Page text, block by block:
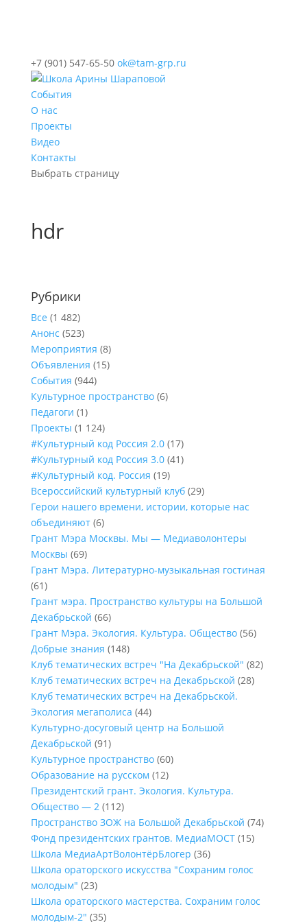
+7 (901) 547-65-50 ok@tam-grp.ru
События
О нас
Проекты
Видео
Контакты
Выбрать страницу
hdr
Рубрики
Все (1 482)
Анонс (523)
Мероприятия (8)
Объявления (15)
События (944)
Культурное пространство(6)
Педагоги (1)
Проекты (1 124)
#Культурный код Россия 2.0(17)
#Культурный код Россия 3.0(41)
#Культурный код. Россия (19)
Всероссийский культурный клуб(29)
Герои нашего времени, истории, которые нас
объединяют(6)
Грант Мэра Москвы. Мы — Медиаволонтеры
Москвы (69)
Грант Мэра. Литературно-музыкальная гостиная
(61)
Грант мэра. Пространство культуры на Большой
Декабрьской (66)
Грант Мэра. Экология. Культура. Общество(56)
Добрые знания (148)
Клуб тематических встреч "На Декабрьской" (82)
Клуб тематических встреч на Декабрьской (28)
Клуб тематических встреч на Декабрьской.
Экология мегаполиса (44)
Культурно-досуговый центр на Большой
Декабрьской (91)
Культурное пространство(60)
Образование на русском (12)
Президентский грант. Экология. Культура.
Общество — 2(112)
Пространство ЗОЖ на Большой Декабрьской (74)
Фонд президентских грантов. МедиаМОСТ(15)
Школа МедиаАртВолонтёрБлогер (36)
Школа ораторского искусства "Сохраним голос
молодым" (23)
Школа ораторского мастерства. Сохраним голос
молодым-2" (35)